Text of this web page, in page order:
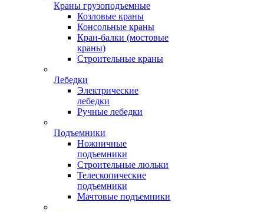
Краны грузоподъемные
Козловые краны
Консольные краны
Кран-балки (мостовые
краны)
Строительные краны
Лебедки
Электрические
лебедки
Ручные лебедки
Подъемники
Ножничные
подъемники
Строительные люльки
Телескопические
подъемники
Мачтовые подъемники